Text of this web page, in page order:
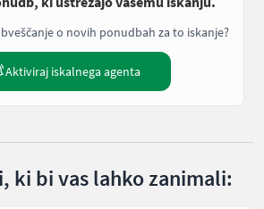
o novih ponudbah za to iskanje?
Aktiviraj iskalnega agenta
ki bi vas lahko zanimali: